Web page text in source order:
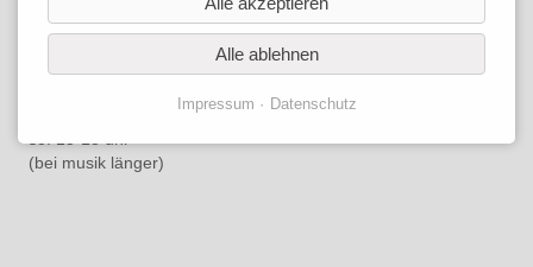
öffnungszeiten
(bei musik länger)
Alle ablehnen
Impressum Datenschutz